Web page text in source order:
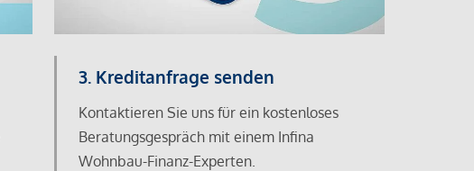
3. Kreditanfrage senden
Kontaktieren Sie uns für ein kostenloses
Beratungsgespräch mit einem Infina
Wohnbau-Finanz-Experten.